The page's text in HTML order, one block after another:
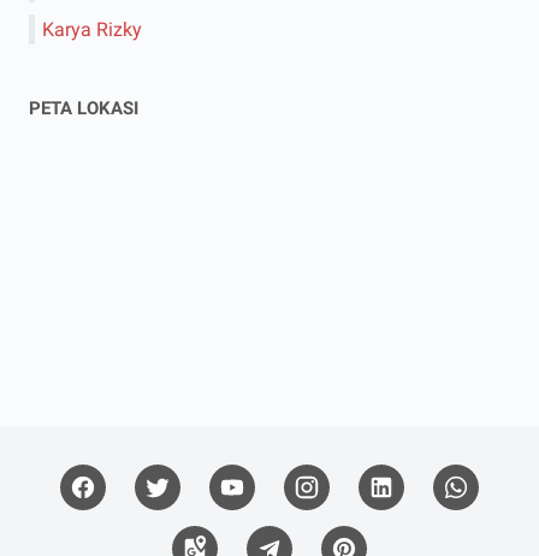
Karya Rizky
PETA LOKASI